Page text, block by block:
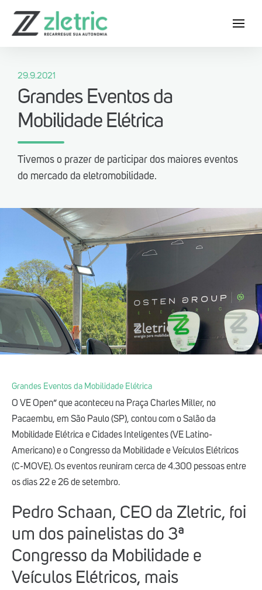
Baixe agora o App Zletric e conheça
as nossas estações de recarga
29.9.2021
Grandes Eventos da
Mobilidade Elétrica
Tivemos o prazer de participar dos maiores eventos
do mercado da eletromobilidade.
Grandes Eventos da Mobilidade Elétrica
O VE Open” que aconteceu na Praça Charles Miller, no
Pacaembu, em São Paulo (SP), contou com o Salão da
Mobilidade Elétrica e Cidades Inteligentes (VE Latino-
Americano) e o Congresso da Mobilidade e Veículos Elétricos
(C-MOVE). Os eventos reuniram cerca de 4.300 pessoas entre
os dias 22 e 26 de setembro.
Pedro Schaan, CEO da Zletric, foi
um dos painelistas do 3ª
Congresso da Mobilidade e
Veículos Elétricos, mais